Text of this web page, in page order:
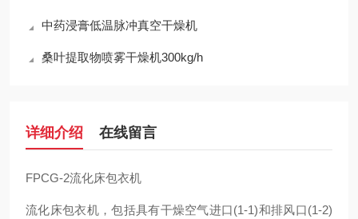
中药浸膏低温脉冲真空干燥机
桑叶提取物喷雾干燥机300kg/h
详细介绍 在线留言
FPCG-2流化床包衣机
流化床包衣机，包括具有干燥空气进口(1-1)和排风口(1-2)